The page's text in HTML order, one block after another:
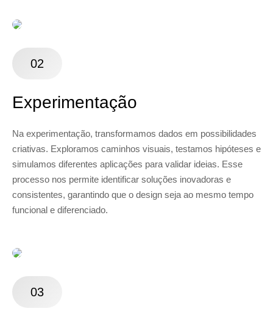
02
Experimentação
Na experimentação, transformamos dados em possibilidades
criativas. Exploramos caminhos visuais, testamos hipóteses e
simulamos diferentes aplicações para validar ideias. Esse
processo nos permite identificar soluções inovadoras e
consistentes, garantindo que o design seja ao mesmo tempo
funcional e diferenciado.
03